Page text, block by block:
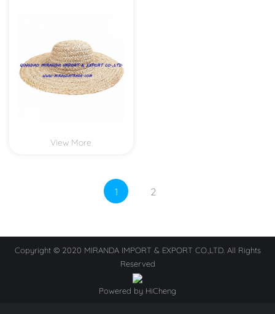
View More
1 2
Copyright © 2020 MIRANDA IMPORT & EXPORT CO.,LTD. All Rights
Reserved
Powered by HiCheng